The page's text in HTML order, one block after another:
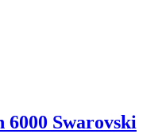
6000 Swarovski